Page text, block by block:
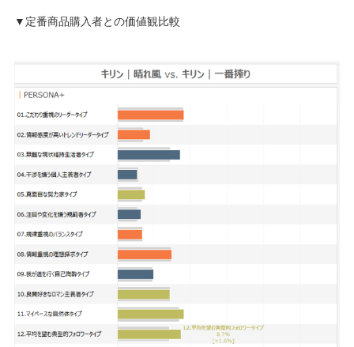
▼定番商品購入者との価値観比較